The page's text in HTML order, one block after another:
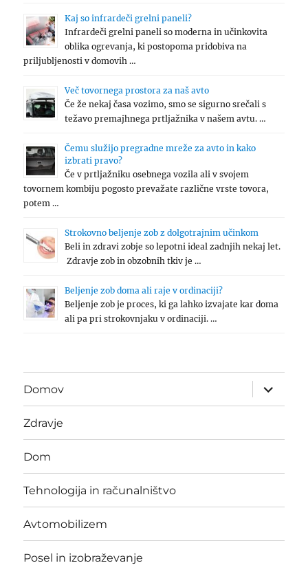
Kaj so infrardeči grelni paneli?
Infrardeči grelni paneli so moderna in učinkovita
oblika ogrevanja, ki postopoma pridobiva na
priljubljenosti v domovih …
Več tovornega prostora za naš avto
Če že nekaj časa vozimo, smo se sigurno srečali s
težavo premajhnega prtljažnika v našem avtu. …
Čemu služijo pregradne mreže za avto in kako
izbrati pravo?
Če v prtljažniku osebnega vozila ali v svojem
tovornem kombiju pogosto prevažate različne vrste tovora,
potem …
Strokovno beljenje zob z dolgotrajnim učinkom
Beli in zdravi zobje so lepotni ideal zadnjih nekaj let.
Zdravje zob in obzobnih tkiv je …
Beljenje zob doma ali raje v ordinaciji?
Beljenje zob je proces, ki ga lahko izvajate kar doma
ali pa pri strokovnjaku v ordinaciji. …
Domov
expand
child
menu
Zdravje
Dom
Tehnologija in računalništvo
Avtomobilizem
Posel in izobraževanje